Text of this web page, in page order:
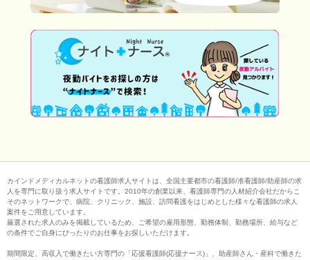
カインドメディカルネットの看護師求人サイトは、全国主要都市の看護師/准看護師/助産師の求
人を専門に取り扱う求人サイトです。2010年の創業以来、看護師専門の人材紹介会社だからこ
そのネットワークで、病院、クリニック、施設、訪問看護をはじめとした様々な看護師の求人
案件をご用意しています。
厳選された求人のみを掲載しているため、ご希望の雇用形態、勤務体制、勤務場所、給与など
の条件でご自身にぴったりのお仕事をお探しいただけます。
期間限定、高収入で働きたい方専門の「応援看護師(応援ナース)」、助産師さん・産科で働きた